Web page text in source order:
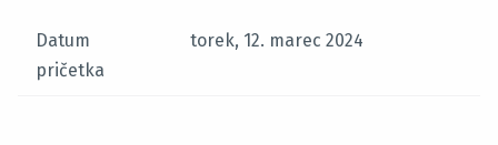
Datum
pričetka
torek, 12. marec 2024